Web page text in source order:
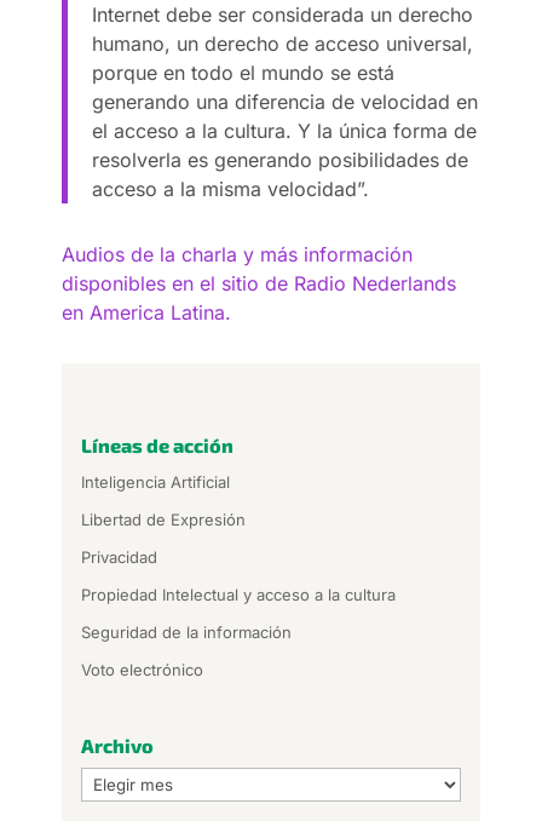
Internet debe ser considerada un derecho
humano, un derecho de acceso universal,
porque en todo el mundo se está
generando una diferencia de velocidad en
el acceso a la cultura. Y la única forma de
resolverla es generando posibilidades de
acceso a la misma velocidad”.
Audios de la charla y más información
disponibles en el sitio de Radio Nederlands
en America Latina.
Líneas de acción
Inteligencia Artificial
Libertad de Expresión
Privacidad
Propiedad Intelectual y acceso a la cultura
Seguridad de la información
Voto electrónico
Archivo
Archivo